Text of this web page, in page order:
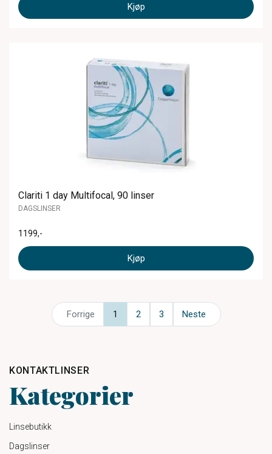
KONTAKTLINSER
Kategorier
Linsebutikk
Dagslinser
Kjøp
Clariti 1 day Multifocal, 90 linser
DAGSLINSER
1199,-
Kjøp
Forrige 1 2 3 Neste